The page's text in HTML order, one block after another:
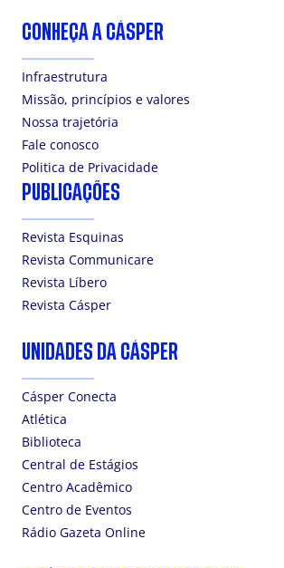
CONHEÇA A CÁSPER
Infraestrutura
Missão, princípios e valores
Nossa trajetória
Fale conosco
Politica de Privacidade
PUBLICAÇÕES
Revista Esquinas
Revista Communicare
Revista Líbero
Revista Cásper
UNIDADES DA CÁSPER
Cásper Conecta
Atlética
Biblioteca
Central de Estágios
Centro Acadêmico
Centro de Eventos
Rádio Gazeta Online